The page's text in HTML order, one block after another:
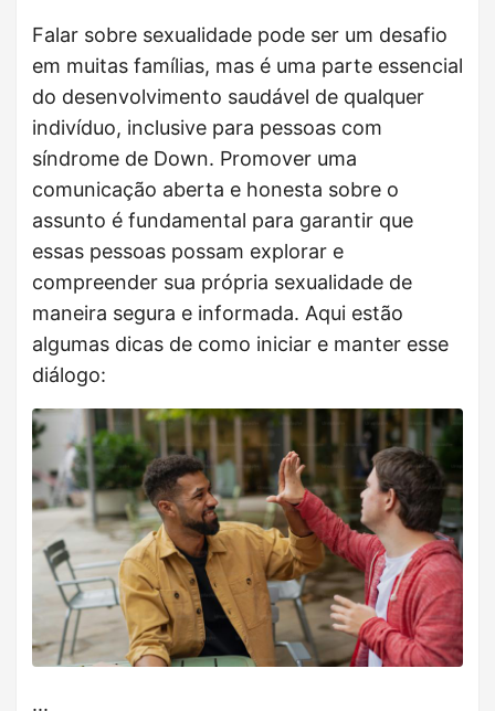
Falar sobre sexualidade pode ser um desafio
em muitas famílias, mas é uma parte essencial
do desenvolvimento saudável de qualquer
indivíduo, inclusive para pessoas com
síndrome de Down. Promover uma
comunicação aberta e honesta sobre o
assunto é fundamental para garantir que
essas pessoas possam explorar e
compreender sua própria sexualidade de
maneira segura e informada. Aqui estão
algumas dicas de como iniciar e manter esse
diálogo:
...